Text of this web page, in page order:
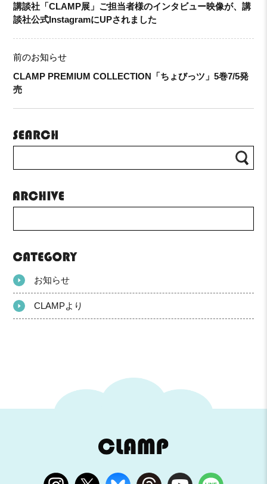
講談社「CLAMP展」ご担当者様のインタビュー映像が、講
談社公式InstagramにUPされました
前のお知らせ
CLAMP PREMIUM COLLECTION「ちょびっツ」5巻7/5発
売
お知らせ
CLAMPより